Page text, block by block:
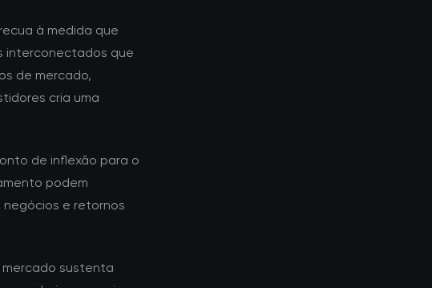
à medida que
interconectados que
de mercado,
cria uma
de inflexão para o
podem
e retornos
sustenta